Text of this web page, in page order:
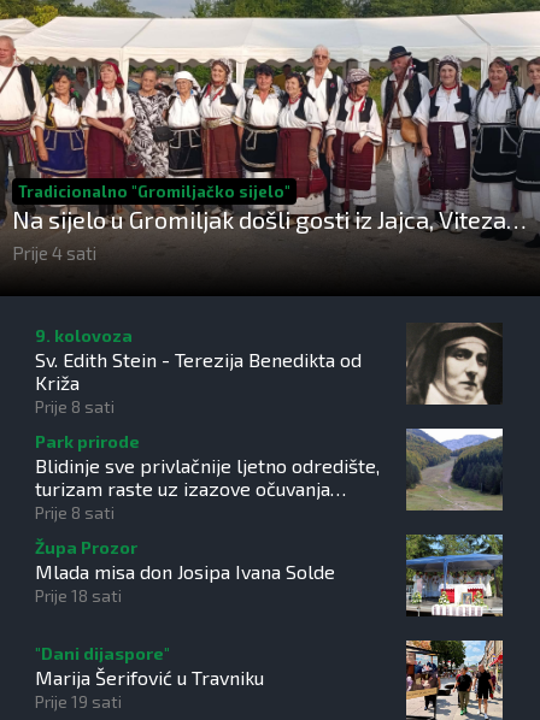
Tradicionalno "Gromiljačko sijelo"
Na sijelo u Gromiljak došli gosti iz Jajca, Viteza i
Hrvatske ali i posjetitelji od Austrije do
Prije 4 sati
9. kolovoza
Sv. Edith Stein - Terezija Benedikta od
Križa
Prije 8 sati
Park prirode
Blidinje sve privlačnije ljetno odredište,
turizam raste uz izazove očuvanja
prirode
Prije 8 sati
Župa Prozor
Mlada misa don Josipa Ivana Solde
Prije 18 sati
"Dani dijaspore"
Marija Šerifović u Travniku
Prije 19 sati